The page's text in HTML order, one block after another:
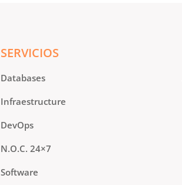
SERVICIOS
Databases
Infraestructure
DevOps
N.O.C. 24×7
Software